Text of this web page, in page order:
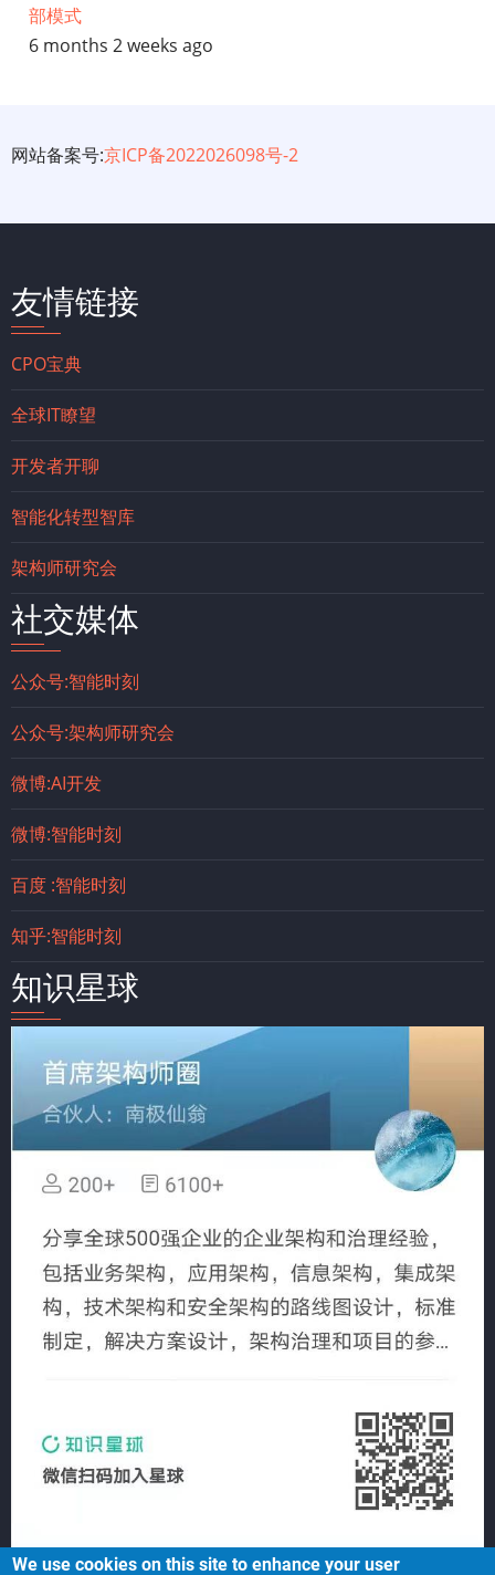
部模式
6 months 2 weeks ago
网站备案号:京ICP备2022026098号-2
友情链接
CPO宝典
全球IT瞭望
开发者开聊
智能化转型智库
架构师研究会
社交媒体
公众号:智能时刻
公众号:架构师研究会
微博:AI开发
微博:智能时刻
百度 :智能时刻
知乎:智能时刻
知识星球
We use cookies on this site to enhance your user